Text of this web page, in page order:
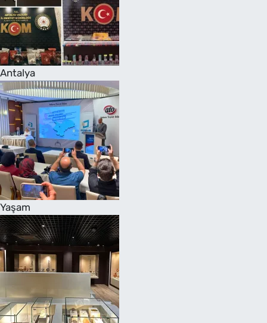
Antalya
Yaşam